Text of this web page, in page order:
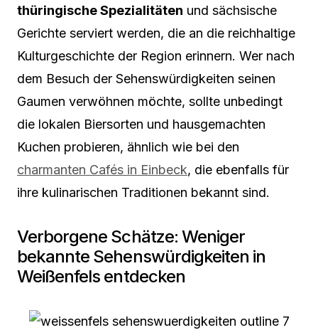
thüringische Spezialitäten und sächsische
Gerichte serviert werden, die an die reichhaltige
Kulturgeschichte der Region erinnern. Wer nach
dem Besuch der Sehenswürdigkeiten seinen
Gaumen verwöhnen möchte, sollte unbedingt
die lokalen Biersorten und hausgemachten
Kuchen probieren, ähnlich wie bei den
charmanten Cafés in Einbeck, die ebenfalls für
ihre kulinarischen Traditionen bekannt sind.
Verborgene Schätze: Weniger
bekannte Sehenswürdigkeiten in
Weißenfels entdecken